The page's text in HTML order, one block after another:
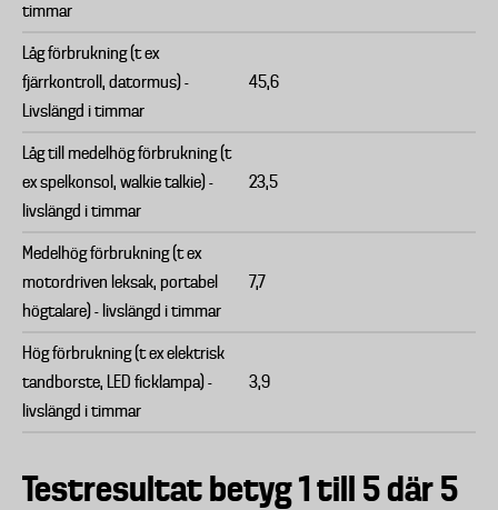
timmar
Låg förbrukning (t ex
fjärrkontroll, datormus) -
Livslängd i timmar
45,6
Låg till medelhög förbrukning (t
ex spelkonsol, walkie talkie) -
livslängd i timmar
23,5
Medelhög förbrukning (t ex
motordriven leksak, portabel
högtalare) - livslängd i timmar
7,7
Hög förbrukning (t ex elektrisk
tandborste, LED ficklampa) -
livslängd i timmar
3,9
Testresultat betyg 1 till 5 där 5